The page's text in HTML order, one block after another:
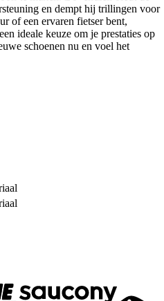
en dempt hij trillingen voor
of een ervaren fietser bent,
ideale keuze om je prestaties op
schoenen nu en voel het